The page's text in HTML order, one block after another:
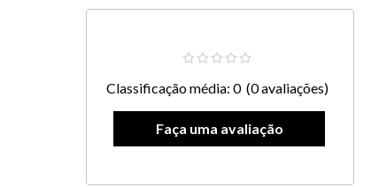
Classificação média: 0 (0 avaliações)